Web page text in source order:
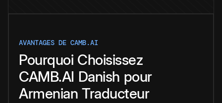
AVANTAGES DE CAMB.AI
Pourquoi Choisissez
CAMB.AI Danish pour
Armenian Traducteur